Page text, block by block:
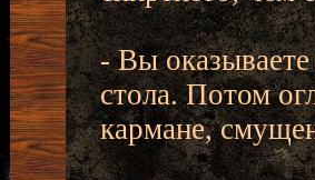
- Вы оказываете
стола. Потом
кармане,